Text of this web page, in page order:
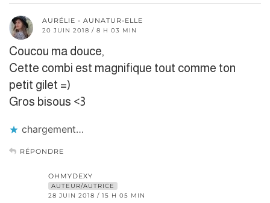
AURÉLIE - AUNATUR-ELLE
20 JUIN 2018 / 8 H 03 MIN
Coucou ma douce,
Cette combi est magnifique tout comme ton
petit gilet =)
Gros bisous <3
chargement…
RÉPONDRE
OHMYDEXY
AUTEUR/AUTRICE
28 JUIN 2018 / 15 H 05 MIN